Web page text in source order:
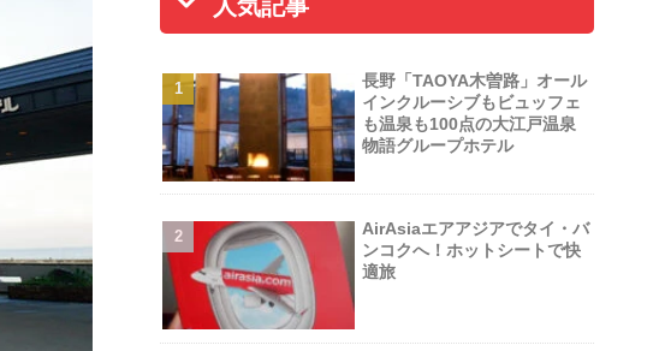
人気記事
長野「TAOYA木曽路」オール
インクルーシブもビュッフェ
も温泉も100点の大江戸温泉
物語グループホテル
AirAsiaエアアジアでタイ・バ
ンコクへ！ホットシートで快
適旅